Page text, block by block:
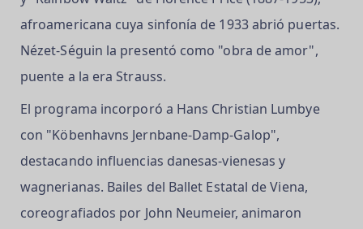
afroamericana cuya sinfonía de 1933 abrió puertas.
Nézet-Séguin la presentó como "obra de amor",
puente a la era Strauss.
El programa incorporó a Hans Christian Lumbye
con "Köbenhavns Jernbane-Damp-Galop",
destacando influencias danesas-vienesas y
wagnerianas. Bailes del Ballet Estatal de Viena,
coreografiados por John Neumeier, animaron